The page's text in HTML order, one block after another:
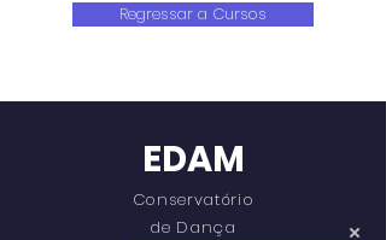
Regressar a Cursos
EDAM
Conservatório
de Dança